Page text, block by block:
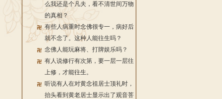
么我还是个凡夫，看不清世间万物
的真相？
有些人病重时念佛很专一，病好后
就不念了。这种人能往生吗？
念佛人能玩麻将、打牌娱乐吗？
有人说修行有次第，要一层一层往
上修，才能往生。
听说有人在对黄念祖居士顶礼时，
抬头看到黄老居士显示出了观音菩